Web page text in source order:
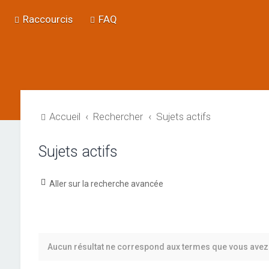
Raccourcis FAQ
Accueil Rechercher Sujets actifs
Sujets actifs
Aller sur la recherche avancée
Aucun résultat ne correspond aux termes que vous